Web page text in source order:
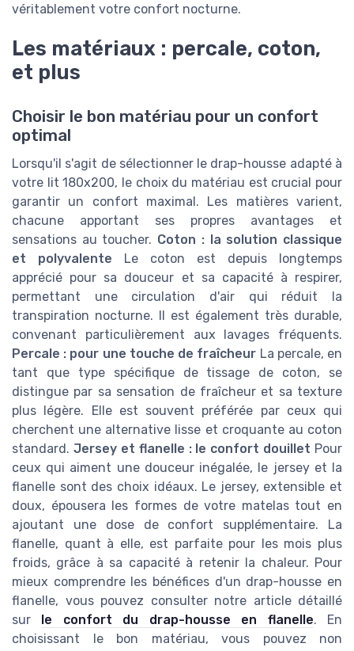
véritablement votre confort nocturne.
Les matériaux : percale, coton,
et plus
Choisir le bon matériau pour un confort
optimal
Lorsqu'il s'agit de sélectionner le drap-housse adapté à
votre lit 180x200, le choix du matériau est crucial pour
garantir un confort maximal. Les matières varient,
chacune apportant ses propres avantages et
sensations au toucher. Coton : la solution classique
et polyvalente Le coton est depuis longtemps
apprécié pour sa douceur et sa capacité à respirer,
permettant une circulation d'air qui réduit la
transpiration nocturne. Il est également très durable,
convenant particulièrement aux lavages fréquents.
Percale : pour une touche de fraîcheur La percale, en
tant que type spécifique de tissage de coton, se
distingue par sa sensation de fraîcheur et sa texture
plus légère. Elle est souvent préférée par ceux qui
cherchent une alternative lisse et croquante au coton
standard. Jersey et flanelle : le confort douillet Pour
ceux qui aiment une douceur inégalée, le jersey et la
flanelle sont des choix idéaux. Le jersey, extensible et
doux, épousera les formes de votre matelas tout en
ajoutant une dose de confort supplémentaire. La
flanelle, quant à elle, est parfaite pour les mois plus
froids, grâce à sa capacité à retenir la chaleur. Pour
mieux comprendre les bénéfices d'un drap-housse en
flanelle, vous pouvez consulter notre article détaillé
sur
le confort du drap-housse en flanelle. En
choisissant le bon matériau, vous pouvez non